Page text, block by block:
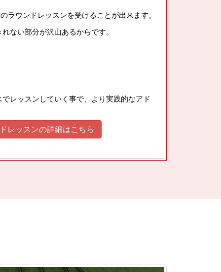
ラウンドレッスンを受けることが出来ます。
ない部分が沢山あるからです。
レッスンしていく事で、より実践的なアド
レッスンの詳細はこちら